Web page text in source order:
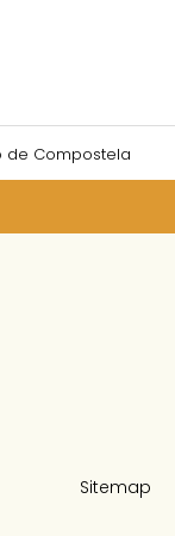
de Compostela
Sitemap